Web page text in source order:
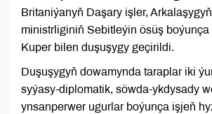
Britaniýanyň Daşary işler,
ministrliginiň Sebitleýin ösüş boýunça
Kuper bilen duşuşygy geçirildi.
Duşuşygyň dowamynda taraplar iki
syýasy-diplomatik, söwda-ykdysady
ynsanperwer ugurlar boýunça işjeň